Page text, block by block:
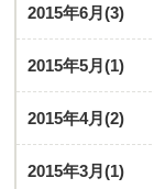
2015年6月(3)
2015年5月(1)
2015年4月(2)
2015年3月(1)